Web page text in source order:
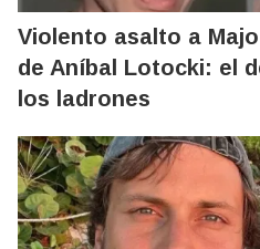
Violento asalto a
de Aníbal Lotocki: el
los ladrones